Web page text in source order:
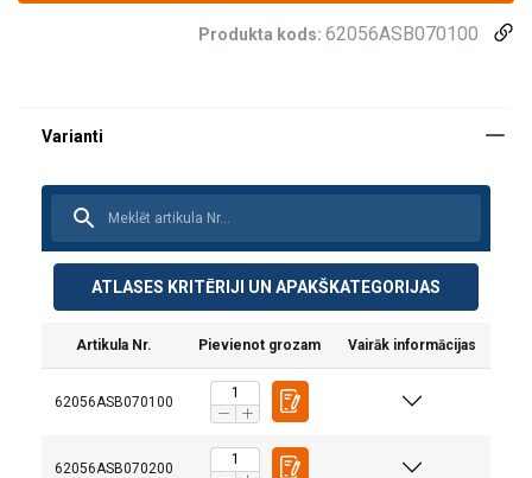
Produkta kods: 62056ASB070100
ATLASES KRITĒRIJI UN APAKŠKATEGORIJAS
Artikula Nr. Pievienot grozam Vairāk informācijas
62056ASB070100
62056ASB070200